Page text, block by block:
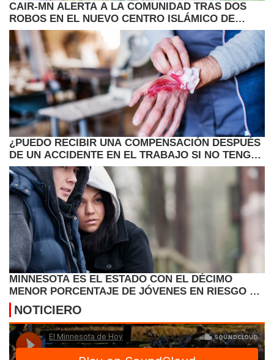
CAIR-MN ALERTA A LA COMUNIDAD TRAS DOS
ROBOS EN EL NUEVO CENTRO ISLÁMICO DE
MINNEAPOLIS
¿PUEDO RECIBIR UNA COMPENSACIÓN DESPUÉS
DE UN ACCIDENTE EN EL TRABAJO SI NO TENGO
PAPELES?
MINNESOTA ES EL ESTADO CON EL DÉCIMO
MENOR PORCENTAJE DE JÓVENES EN RIESGO EN
2026
NOTICIERO